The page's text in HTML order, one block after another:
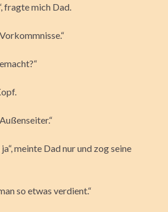
fragte mich Dad.
meinte Dad nur und zog seine
so etwas verdient.“